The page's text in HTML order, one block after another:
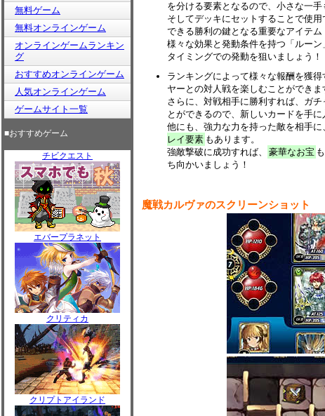
無料ゲーム
無料オンラインゲーム
オンラインゲームランキン
グ
おすすめオンラインゲーム
人気オンラインゲーム
ゲームサイト一覧
■おすすめゲーム
チビクエスト
エバープラネット
クリティカ
クリプトアイランド
を分ける要素となるので、小さな一手
そしてデッキにセットすることで使用
できる勝利の鍵となる重要なアイテム
様々な効果と発動条件を持つ「ルー
タイミングでの発動を狙いましょう！
ランキングによって様々な報酬を獲
ヤーとの対人戦を楽しむことができま
さらに、対戦相手に勝利すれば、ガ
とができるので、新しいカードを手
他にも、強力な力を持った敵を相手
レイ要素 もあります。
強敵撃破に成功すれば、
豪華なお宝
ち向かいましょう！
魔戦カルヴァのスクリーンショット